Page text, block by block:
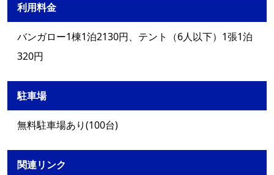
利用料金
バンガロー1棟1泊2130円、テント（6人以下）1張1泊
320円
駐車場
無料駐車場あり(100台)
関連リンク